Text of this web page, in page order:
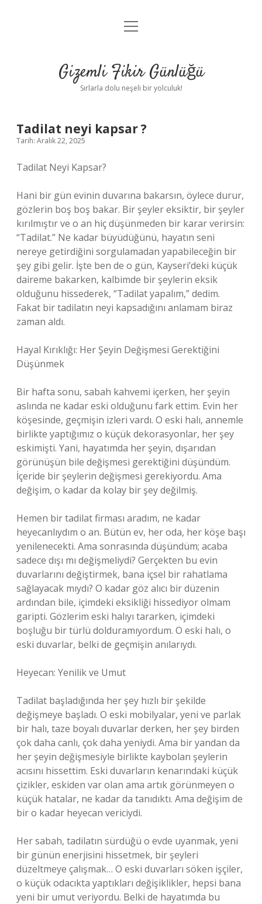
Anasayfa
Yasal Uyarı
menüyü
Gizemli Fikir Günlüğü
Sırlarla dolu neşeli bir yolculuk!
Tadilat neyi kapsar ?
Tarih: Aralık 22, 2025
Tadilat Neyi Kapsar?
Hani bir gün evinin duvarına bakarsın, öylece durur,
gözlerin boş boş bakar. Bir şeyler eksiktir, bir şeyler
kırılmıştır ve o an hiç düşünmeden bir karar verirsin:
“Tadilat.” Ne kadar büyüdüğünü, hayatın seni
nereye getirdiğini sorgulamadan yapabileceğin bir
şey gibi gelir. İşte ben de o gün, Kayseri’deki küçük
daireme bakarken, kalbimde bir şeylerin eksik
olduğunu hissederek, “Tadilat yapalım,” dedim.
Fakat bir tadilatın neyi kapsadığını anlamam biraz
zaman aldı.
Hayal Kırıklığı: Her Şeyin Değişmesi Gerektiğini
Düşünmek
Bir hafta sonu, sabah kahvemi içerken, her şeyin
aslında ne kadar eski olduğunu fark ettim. Evin her
köşesinde, geçmişin izleri vardı. O eski halı, annemle
birlikte yaptığımız o küçük dekorasyonlar, her şey
eskimişti. Yani, hayatımda her şeyin, dışarıdan
görünüşün bile değişmesi gerektiğini düşündüm.
İçeride bir şeylerin değişmesi gerekiyordu. Ama
değişim, o kadar da kolay bir şey değilmiş.
Hemen bir tadilat firması aradım, ne kadar
heyecanlıydım o an. Bütün ev, her oda, her köşe başı
yenilenecekti. Ama sonrasında düşündüm; acaba
sadece dışı mı değişmeliydi? Gerçekten bu evin
duvarlarını değiştirmek, bana içsel bir rahatlama
sağlayacak mıydı? O kadar göz alıcı bir düzenin
ardından bile, içimdeki eksikliği hissediyor olmam
garipti. Gözlerim eski halıyı tararken, içimdeki
boşluğu bir türlü dolduramıyordum. O eski halı, o
eski duvarlar, belki de geçmişin anılarıydı.
Heyecan: Yenilik ve Umut
Tadilat başladığında her şey hızlı bir şekilde
değişmeye başladı. O eski mobilyalar, yeni ve parlak
bir halı, taze boyalı duvarlar derken, her şey birden
çok daha canlı, çok daha yeniydi. Ama bir yandan da
her şeyin değişmesiyle birlikte kaybolan şeylerin
acısını hissettim. Eski duvarların kenarındaki küçük
çizikler, eskiden var olan ama artık görünmeyen o
küçük hatalar, ne kadar da tanıdıktı. Ama değişim de
bir o kadar heyecan vericiydi.
Her sabah, tadilatın sürdüğü o evde uyanmak, yeni
bir günün enerjisini hissetmek, bir şeyleri
düzeltmeye çalışmak… O eski duvarları söken işçiler,
o küçük odacıkta yaptıkları değişiklikler, hepsi bana
yeni bir umut veriyordu. Belki de hayatımda bu